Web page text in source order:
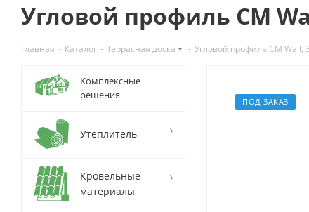
Угловой профиль CM
Главная - Каталог - Террасная доска - Угловой профиль CM Wall,
ПОД ЗАКАЗ
Комплексные
решения
Утеплитель
Кровельные
материалы